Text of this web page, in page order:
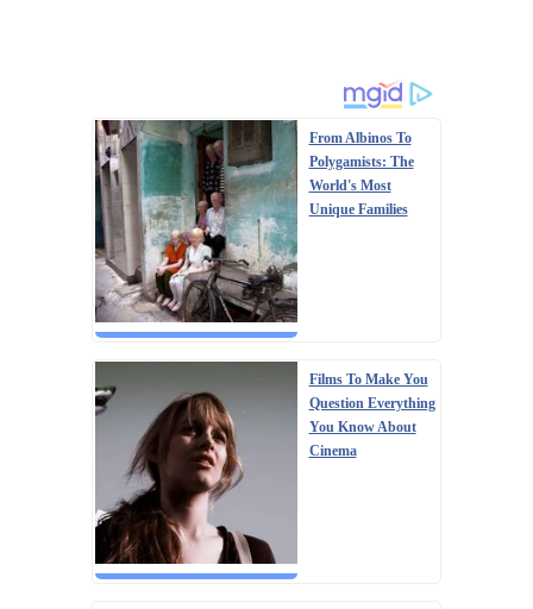
From Albinos To
Polygamists: The
World's Most
Unique Families
Films To Make You
Question Everything
You Know About
Cinema